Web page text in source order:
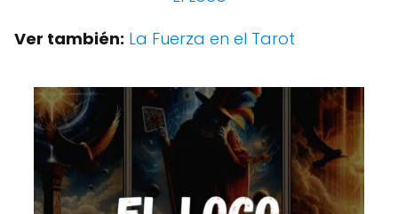
Ver también: La Fuerza en el Tarot